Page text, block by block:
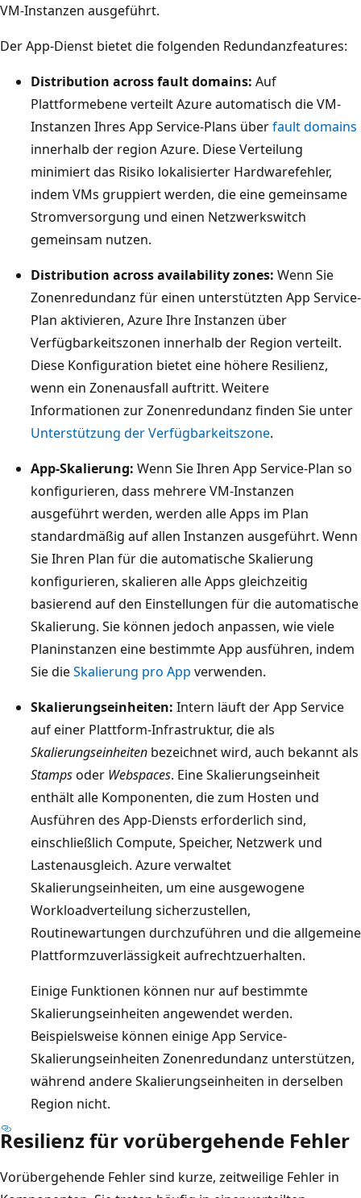
VM-Instanzen ausgeführt.
Der App-Dienst bietet die folgenden Redundanzfeatures:
Distribution across fault domains: Auf
Plattformebene verteilt Azure automatisch die VM-
Instanzen Ihres App Service-Plans überfault domains
innerhalb der region Azure. Diese Verteilung
minimiert das Risiko lokalisierter Hardwarefehler,
indem VMs gruppiert werden, die eine gemeinsame
Stromversorgung und einen Netzwerkswitch
gemeinsam nutzen.
Distribution across availability zones: Wenn Sie
Zonenredundanz für einen unterstützten App Service-
Plan aktivieren, Azure Ihre Instanzen über
Verfügbarkeitszonen innerhalb der Region verteilt.
Diese Konfiguration bietet eine höhere Resilienz,
wenn ein Zonenausfall auftritt. Weitere
Informationen zur Zonenredundanz finden Sie unter
Unterstützung der Verfügbarkeitszone.
App-Skalierung: Wenn Sie Ihren App Service-Plan so
konfigurieren, dass mehrere VM-Instanzen
ausgeführt werden, werden alle Apps im Plan
standardmäßig auf allen Instanzen ausgeführt. Wenn
Sie Ihren Plan für die automatische Skalierung
konfigurieren, skalieren alle Apps gleichzeitig
basierend auf den Einstellungen für die automatische
Skalierung. Sie können jedoch anpassen, wie viele
Planinstanzen eine bestimmte App ausführen, indem
Sie dieSkalierung pro App verwenden.
Skalierungseinheiten: Intern läuft der App Service
auf einer Plattform-Infrastruktur, die als
Skalierungseinheiten bezeichnet wird, auch bekannt als
Stampsoder Webspaces. Eine Skalierungseinheit
enthält alle Komponenten, die zum Hosten und
Ausführen des App-Diensts erforderlich sind,
einschließlich Compute, Speicher, Netzwerk und
Lastenausgleich. Azure verwaltet
Skalierungseinheiten, um eine ausgewogene
Workloadverteilung sicherzustellen,
Routinewartungen durchzuführen und die allgemeine
Plattformzuverlässigkeit aufrechtzuerhalten.
Einige Funktionen können nur auf bestimmte
Skalierungseinheiten angewendet werden.
Beispielsweise können einige App Service-
Skalierungseinheiten Zonenredundanz unterstützen,
während andere Skalierungseinheiten in derselben
Region nicht.
Resilienz für vorübergehende Fehler
Vorübergehende Fehler sind kurze, zeitweilige Fehler in